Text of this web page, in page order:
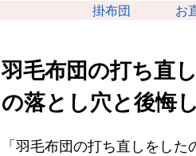
掛布団
お
羽毛布団の打ち直
の落とし穴と後悔
「羽毛布団の打ち直しをし